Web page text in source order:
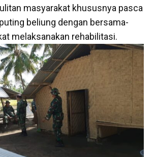
masyarakat khususnya pasca
beliung dengan bersama-
melaksanakan rehabilitasi.